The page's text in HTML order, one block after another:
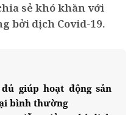
sẻ khó khăn với
bởi dịch Covid-19.
giúp hoạt động sản
bình thường